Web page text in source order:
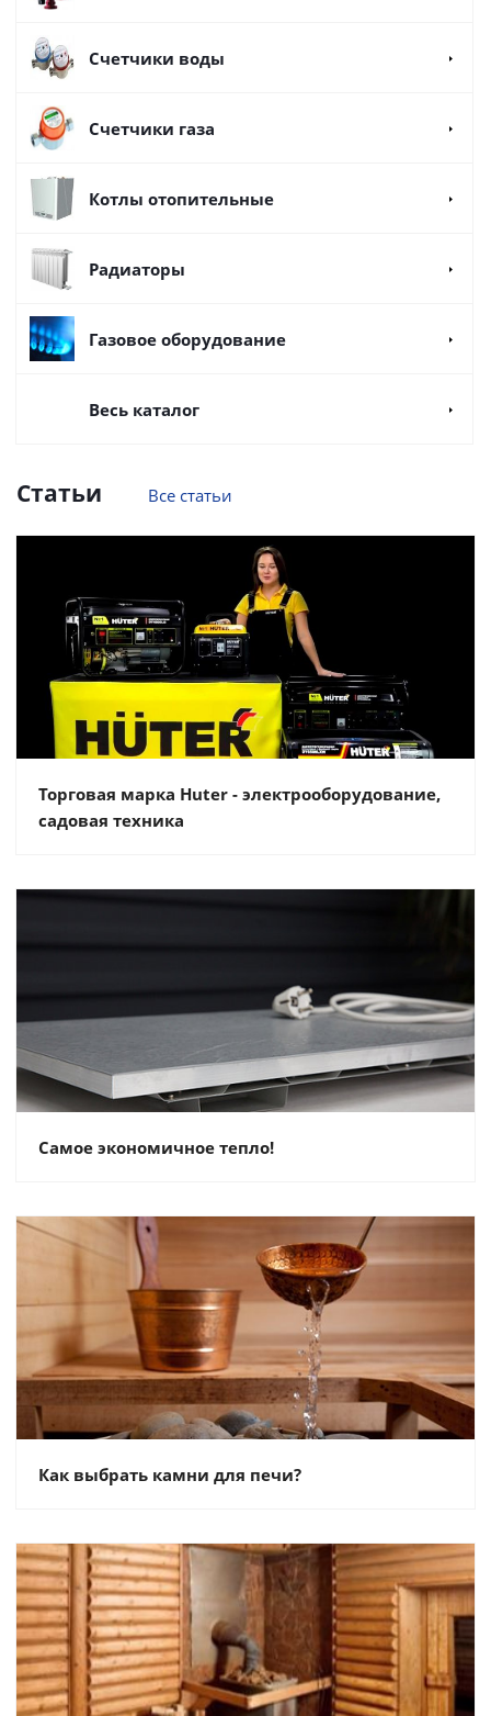
Счетчики воды
Счетчики газа
Котлы отопительные
Радиаторы
Газовое оборудование
Весь каталог
Статьи Все статьи
Торговая марка Huter - электрооборудование,
садовая техника
Самое экономичное тепло!
Как выбрать камни для печи?